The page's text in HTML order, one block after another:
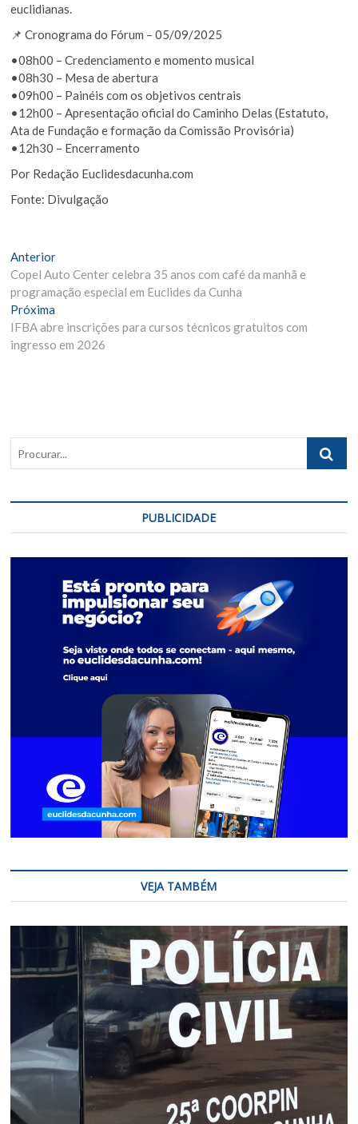
euclidianas.
📌 Cronograma do Fórum – 05/09/2025
•08h00 – Credenciamento e momento musical
•08h30 – Mesa de abertura
•09h00 – Painéis com os objetivos centrais
•12h00 – Apresentação oficial do Caminho Delas (Estatuto,
Ata de Fundação e formação da Comissão Provisória)
•12h30 – Encerramento
Por Redação Euclidesdacunha.com
Fonte: Divulgação
Navegação
de
Post
AnteriorMatéria
Anterior:
Copel Auto Center celebra 35 anos com café da manhã e
programação especial em Euclides da Cunha
Próxima
Materia:
IFBA abre inscrições para cursos técnicos gratuitos com
ingresso em 2026
PUBLICIDADE
VEJA TAMBÉM